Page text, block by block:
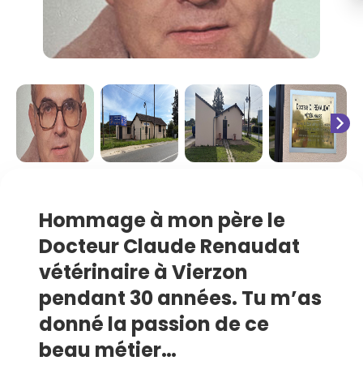
chevron_right
Hommage à mon père le
Docteur Claude Renaudat
vétérinaire à Vierzon
pendant 30 années. Tu m’as
donné la passion de ce
beau métier…